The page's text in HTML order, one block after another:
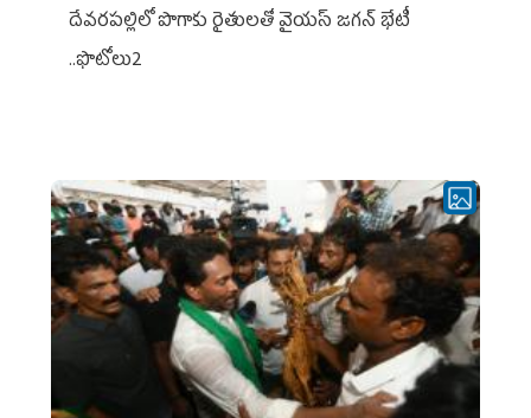
దేవరపల్లిలో పొగాకు రైతులతో వైయస్ జగన్ భేటీ
..ఫొటోలు2